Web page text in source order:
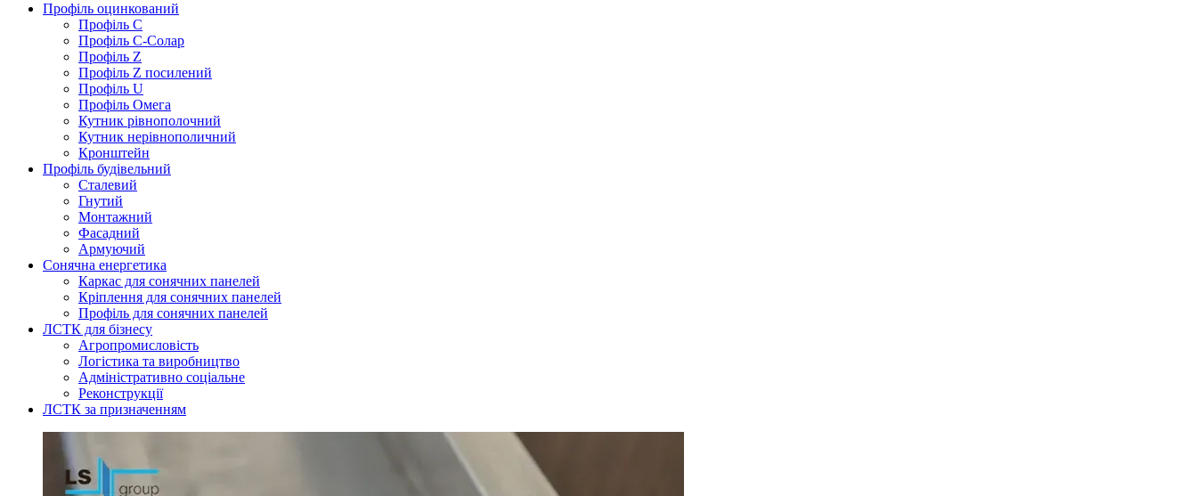
Профіль оцинкований
Профіль C
Профіль C-Солар
Профіль Z
Профіль Z посилений
Профіль U
Профіль Омега
Кутник рівнополочний
Кутник нерівнополичний
Кронштейн
Профіль будівельний
Сталевий
Гнутий
Монтажний
Фасадний
Армуючий
Сонячна енергетика
Каркас для сонячних панелей
Кріплення для сонячних панелей
Профіль для сонячних панелей
ЛСТК для бізнесу
Агропромисловість
Логістика та виробництво
Адміністративно соціальне
Реконструкції
ЛСТК за призначенням